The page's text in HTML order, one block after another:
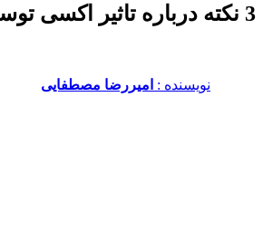
3 نکته درباره تاثیر اکسی توسین بر استرس و مشکلات گوارشی
نویسنده :‌ امیررضا مصطفایی